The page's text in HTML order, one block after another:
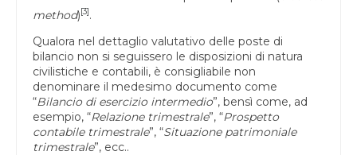
method) [3] .
Qualora nel dettaglio valutativo delle poste di
bilancio non si seguissero le disposizioni di natura
civilistiche e contabili, è consigliabile non
denominare il medesimo documento come
“Bilancio di esercizio intermedio”, bensì come, ad
esempio, “Relazione trimestrale”, “Prospetto
contabile trimestrale”, “Situazione patrimoniale
trimestrale”, ecc..